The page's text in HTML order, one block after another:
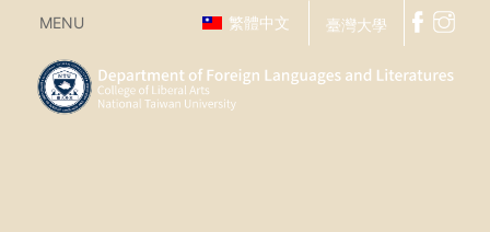
MENU 繁體中文 臺灣大學